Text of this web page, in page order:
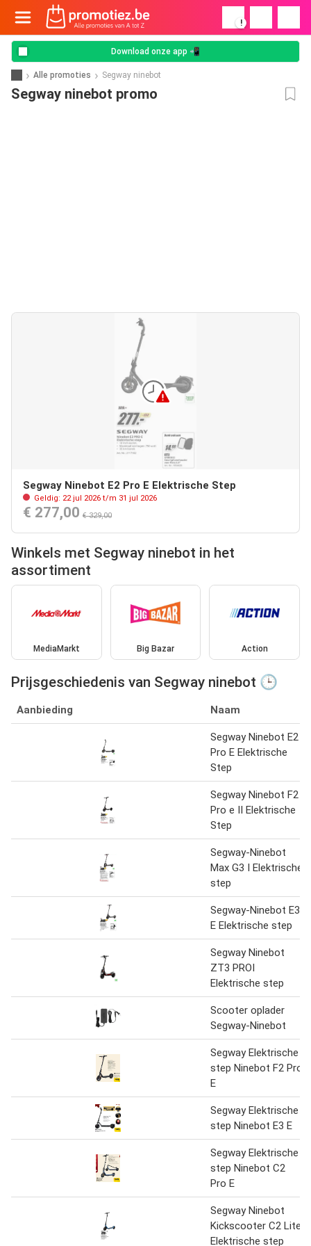
!
Download onze app 📲
Alle promoties Segway ninebot
Segway ninebot promo
Segway Ninebot E2 Pro E Elektrische Step
Geldig: 22 jul 2026 t/m 31 jul 2026
€ 277,00 € 329,00
Winkels met Segway ninebot in het
assortiment
MediaMarkt Big Bazar Action
Prijsgeschiedenis van Segway ninebot 🕒
Aanbieding Naam
Segway Ninebot E2
Pro E Elektrische
Step
Segway Ninebot F2
Pro e II Elektrische
Step
Segway-Ninebot
Max G3 I Elektrische
step
Segway-Ninebot E3
E Elektrische step
Segway Ninebot
ZT3 PROI
Elektrische step
Scooter oplader
Segway-Ninebot
Segway Elektrische
step Ninebot F2 Pro
E
Segway Elektrische
step Ninebot E3 E
Segway Elektrische
step Ninebot C2
Pro E
Segway Ninebot
Kickscooter C2 Lite
Elektrische step